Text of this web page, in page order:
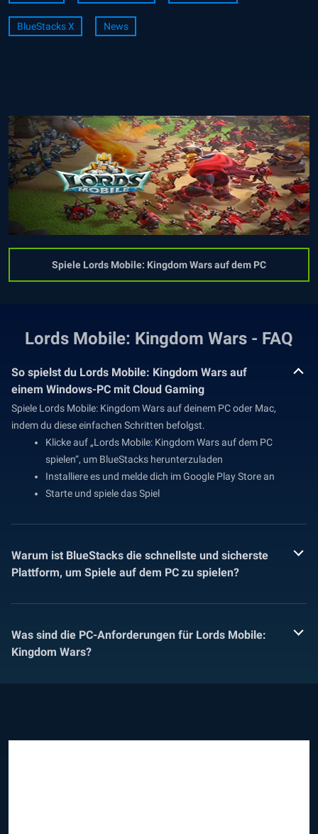
BlueStacks X News
Spiele Lords Mobile: Kingdom Wars auf dem PC
Lords Mobile: Kingdom Wars - FAQ
So spielst du Lords Mobile: Kingdom Wars auf
einem Windows-PC mit Cloud Gaming
Spiele Lords Mobile: Kingdom Wars auf deinem PC oder Mac,
indem du diese einfachen Schritten befolgst.
Klicke auf „Lords Mobile: Kingdom Wars auf dem PC
spielen“, um BlueStacks herunterzuladen
Installiere es und melde dich im Google Play Store an
Starte und spiele das Spiel
Warum ist BlueStacks die schnellste und sicherste
Plattform, um Spiele auf dem PC zu spielen?
Was sind die PC-Anforderungen für Lords Mobile:
Kingdom Wars?